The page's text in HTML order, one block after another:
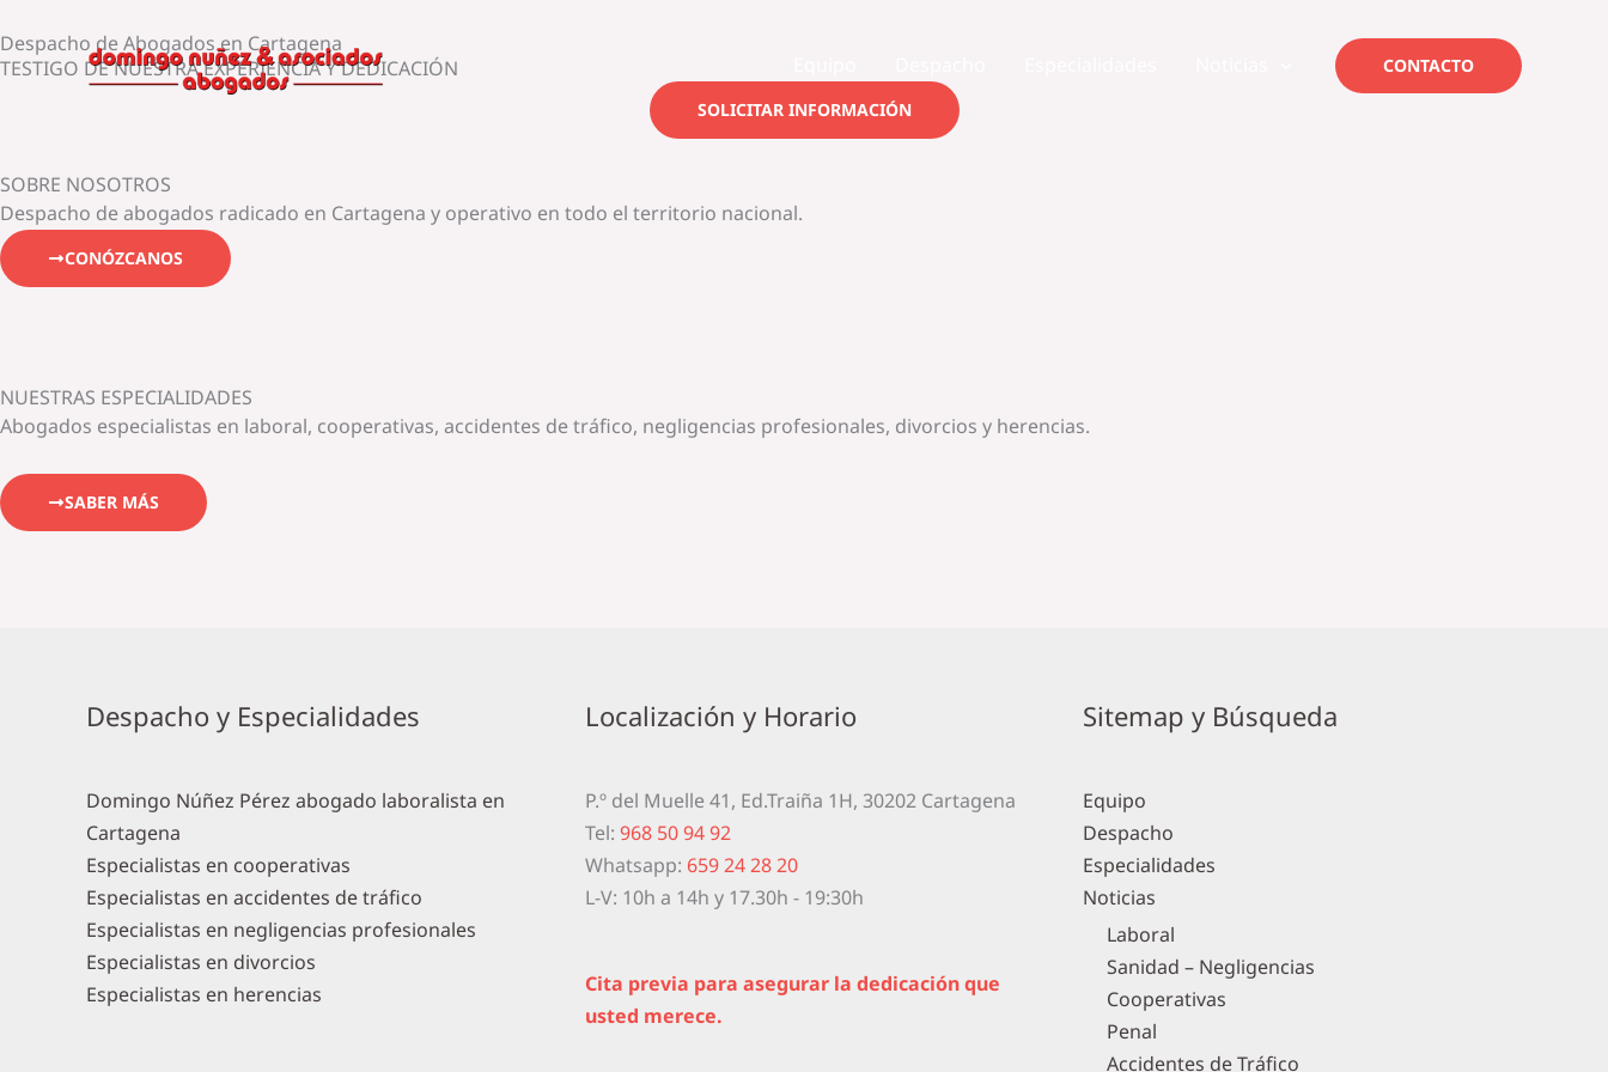
al
contenido
CONTACTO
Despacho de Abogados en Cartagena
TESTIGO DE NUESTRA EXPERIENCIA Y DEDICACIÓN
SOLICITAR INFORMACIÓN
SOBRE NOSOTROS
Despacho de abogados radicado en Cartagena y operativo en todo el territorio nacional.
CONÓZCANOS
NUESTRAS ESPECIALIDADES
Abogados especialistas en laboral, cooperativas, accidentes de tráfico, negligencias profesionales, divorcios y herencias.
SABER MÁS
Despacho y Especialidades
Domingo Núñez Pérez abogado laboralista en
Cartagena
Especialistas en cooperativas
Especialistas en accidentes de tráfico
Especialistas en negligencias profesionales
Especialistas en divorcios
Especialistas en herencias
Localización y Horario
P.º del Muelle 41, Ed.Traiña 1H, 30202 Cartagena
Tel: 968 50 94 92
Whatsapp: 659 24 28 20
L-V: 10h a 14h y 17.30h - 19:30h
Cita previa para asegurar la dedicación que
usted merece.
Sitemap y Búsqueda
Equipo
Despacho
Especialidades
Noticias
Laboral
Sanidad – Negligencias
Cooperativas
Penal
Accidentes de Tráfico